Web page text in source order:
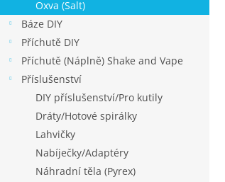
Oxva (Salt)
Báze DIY
Příchutě DIY
Příchutě (Náplně) Shake and Vape
Příslušenství
DIY příslušenství/Pro kutily
Dráty/Hotové spirálky
Lahvičky
Nabíječky/Adaptéry
Náhradní těla (Pyrex)